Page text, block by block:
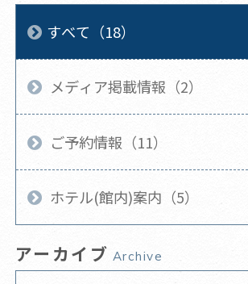
すべて（18）
メディア掲載情報（2）
ご予約情報（11）
ホテル(館内)案内（5）
アーカイブ Archive